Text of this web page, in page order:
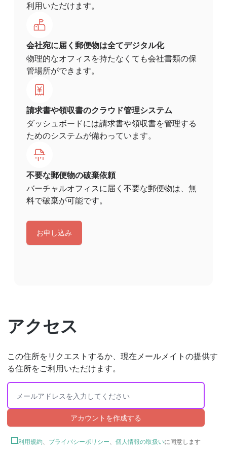
利用いただけます。
会社宛に届く郵便物は全てデジタル化
物理的なオフィスを持たなくても会社書類の保
管場所ができます。
請求書や領収書のクラウド管理システム
ダッシュボードには請求書や領収書を管理する
ためのシステムが備わっています。
不要な郵便物の破棄依頼
バーチャルオフィスに届く不要な郵便物は、無
料で破棄が可能です。
お申し込み
アクセス
この住所をリクエストするか、現在メールメイトの提供す
る住所をご利用いただけます。
アカウントを作成する
利用規約 プライバシーポリシー 個人情報の取扱いに同意します